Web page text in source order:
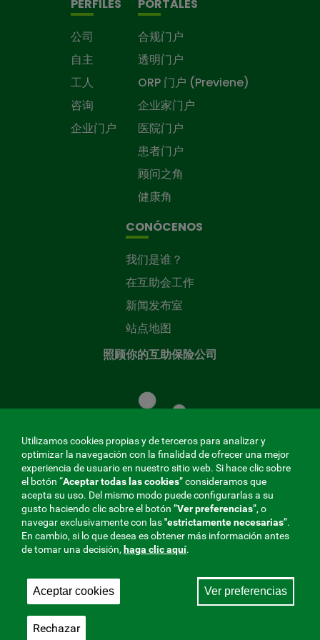
PERFILES
公司
自主
工人
咨询
企业门户
PORTALES
合规门户
透明门户
ORP 门户 (Previene)
企业家门户
医院门户
患者门户
顾问之角
健康角
CONÓCENOS
我们是谁？
在互助会工作
新闻发布室
站点地图
照顾你的互助保险公司
共
同
基
金
MENÚ
REDES
SOCIALES
V20
与社会保障的相互合作者，275 Fraternidad-Muprespa
Utilizamos cookies propias y de terceros para analizar y
optimizar la navegación con la finalidad de ofrecer una mejor
experiencia de usuario en nuestro sitio web. Si hace clic sobre
el botón “Aceptar todas las cookies” consideramos que
acepta su uso. Del mismo modo puede configurarlas a su
gusto haciendo clic sobre el botón ”Ver preferencias”, o
navegar exclusivamente con las"estrictamentenecesarias”.
En cambio, si lo que desea es obtener más información antes
de tomar una decisión, haga clic aquí.
Aceptar cookies Ver preferencias
Rechazar